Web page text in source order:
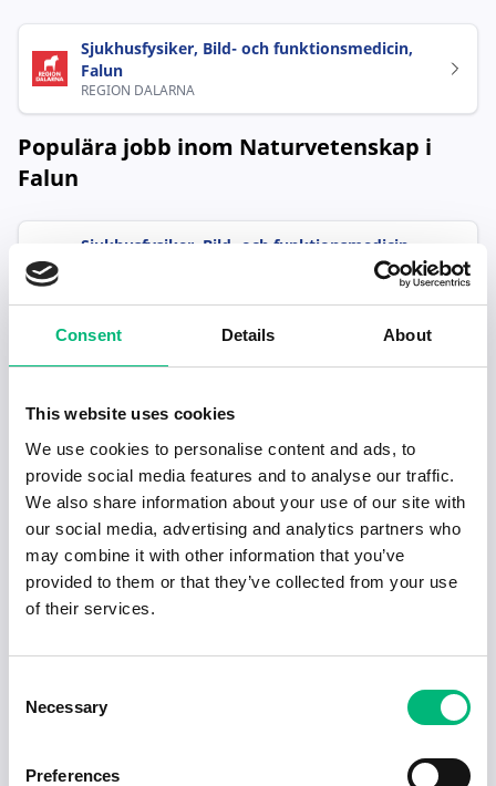
Consent Details About
This website uses cookies
We use cookies to personalise content and ads, to
provide social media features and to analyse our traffic.
We also share information about your use of our site with
our social media, advertising and analytics partners who
may combine it with other information that you’ve
provided to them or that they’ve collected from your use
of their services.
Selection
Necessary
Preferences
Sjukhusfysiker, Bild- och funktionsmedicin,
Falun
REGION DALARNA
Populära jobb inom Naturvetenskap i
Falun
Sjukhusfysiker, Bild- och funktionsmedicin,
Senaste publiceringarna i Jobbnytt
Visa fler artiklar